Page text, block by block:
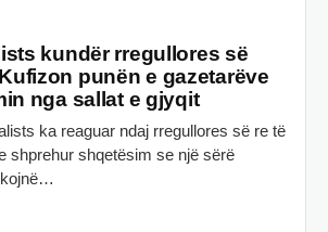
kundër rregullores së
punën e gazetarëve
nga sallat e gjyqit
ka reaguar ndaj rregullores së re të
shprehur shqetësim se një sërë